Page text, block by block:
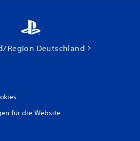
Region Deutschland
für die Website